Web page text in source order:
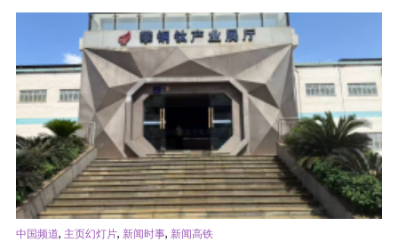
中国频道, 主页幻灯片, 新闻时事, 新闻高铁